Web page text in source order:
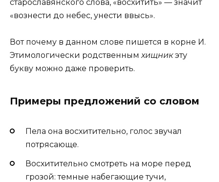
старославянского слова, «восхитить» — значит
«вознести до небес, унести ввысь».
Вот почему в данном слове пишется в корне И.
Этимологически родственнымхищникэту
букву можно даже проверить.
Примеры предложений со словом
Пела она восхитительно, голос звучал
потрясающе.
Восхитительно смотреть на море перед
грозой: темные набегающие тучи,